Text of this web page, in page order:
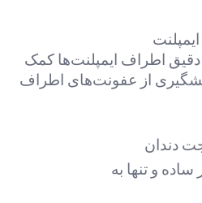
اطراف ایمپلنت‌ها کمک
از عفونت‌های اطراف
دندان
و تنها به